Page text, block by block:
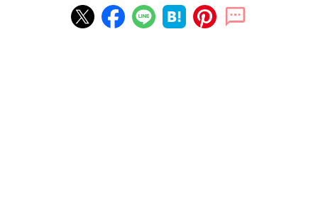
誤って食べてしまわないようにするためのものです。食物アレル
ギーと診断されていなければ、気にする必要はないでしょう。お